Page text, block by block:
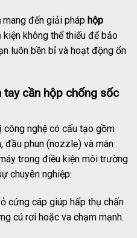
mang đến giải pháp hộp
kiện không thể thiếu để bảo
luôn bền bỉ và hoạt động ổn
tay cần hộp chống sốc
công nghệ có cấu tạo gồm
đầu phun (nozzle) và màn
trong điều kiện môi trường
chuyên nghiệp:
cứng cáp giúp hấp thụ chấn
cú rơi hoặc va chạm mạnh.